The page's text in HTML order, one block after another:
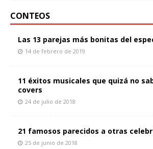
CONTEOS
Las 13 parejas más bonitas del
14 de febrero de 2019
11 éxitos musicales que quizá no
covers
24 de julio de 2018
21 famosos parecidos a otras
25 de junio de 2018